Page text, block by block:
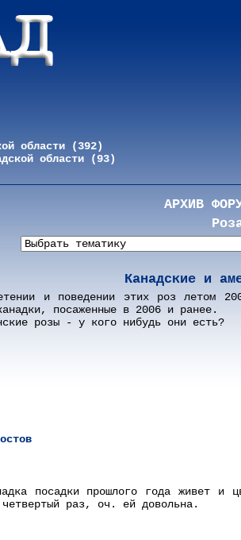
области (392)
области (93)
АРХИВ
Канадские и
и поведении этих роз летом
посаженные в 2006 и ранее.
розы - у кого нибудь они есть?
посадки прошлого года живет и
раз, оч. ей довольна.